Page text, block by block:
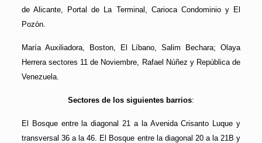
de Alicante, Portal de La Terminal, Carioca Condominio y El
Pozón.
María Auxiliadora, Boston, El Líbano, Salim Bechara; Olaya
Herrera sectores 11 de Noviembre, Rafael Núñez y República de
Venezuela.
Sectores de los siguientes barrios:
El Bosque entre la diagonal 21 a la Avenida Crisanto Luque y
transversal 36 a la 46. El Bosque entre la diagonal 20 a la 21B y